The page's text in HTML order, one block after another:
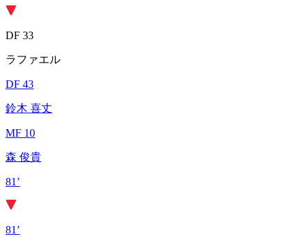
DF 33
ラファエル
DF 43
鈴木 喜丈
MF 10
森 俊貴
81’
81’